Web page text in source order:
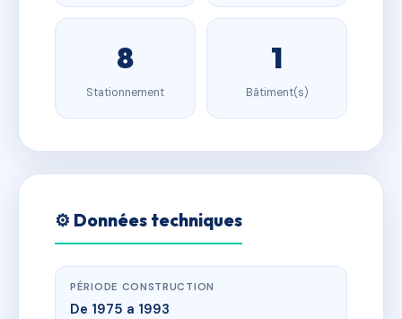
8
Stationnement
1
Bâtiment(s)
⚙️ Données techniques
PÉRIODE CONSTRUCTION
De 1975 a 1993